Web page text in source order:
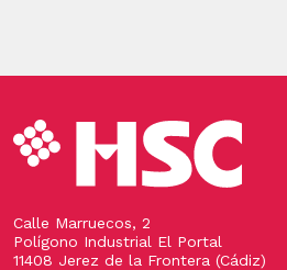
Calle Marruecos, 2
Polígono Industrial El Portal
11408 Jerez de la Frontera (Cádiz)